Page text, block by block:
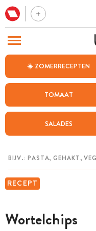
☀️ ZOMERRECEPTEN
TOMAAT
SALADES
RECEPT
Wortelchips
BEZOEK ONZE ANDERE WEBSITES
WEEKMENU
CHAT MET MAIA
MIJN BEWAARDE RECEPTEN